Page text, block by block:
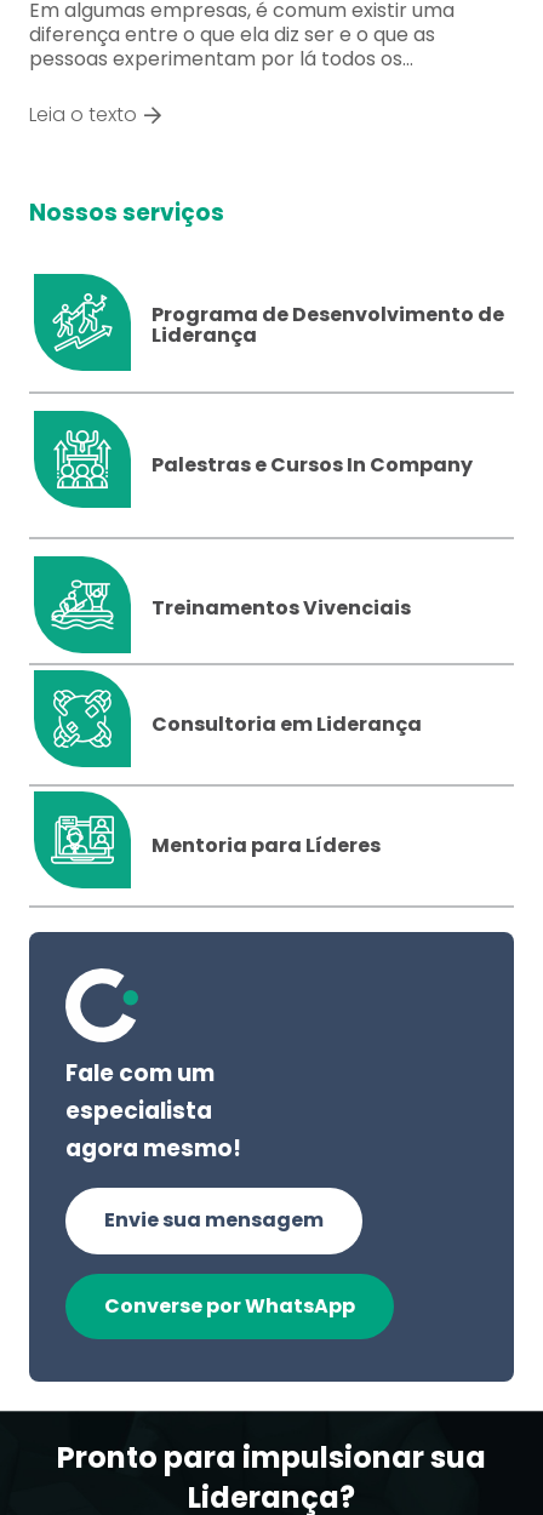
Em algumas empresas, é comum existir uma
diferença entre o que ela diz ser e o que as
pessoas experimentam por lá todos os…
Leia o texto
Nossos serviços
Programa de Desenvolvimento de
Liderança
Palestras e Cursos In Company
Treinamentos Vivenciais
Consultoria em Liderança
Mentoria para Líderes
Fale com um
especialista
agora mesmo!
Envie sua mensagem
Converse por WhatsApp
Pronto para impulsionar sua
Liderança?